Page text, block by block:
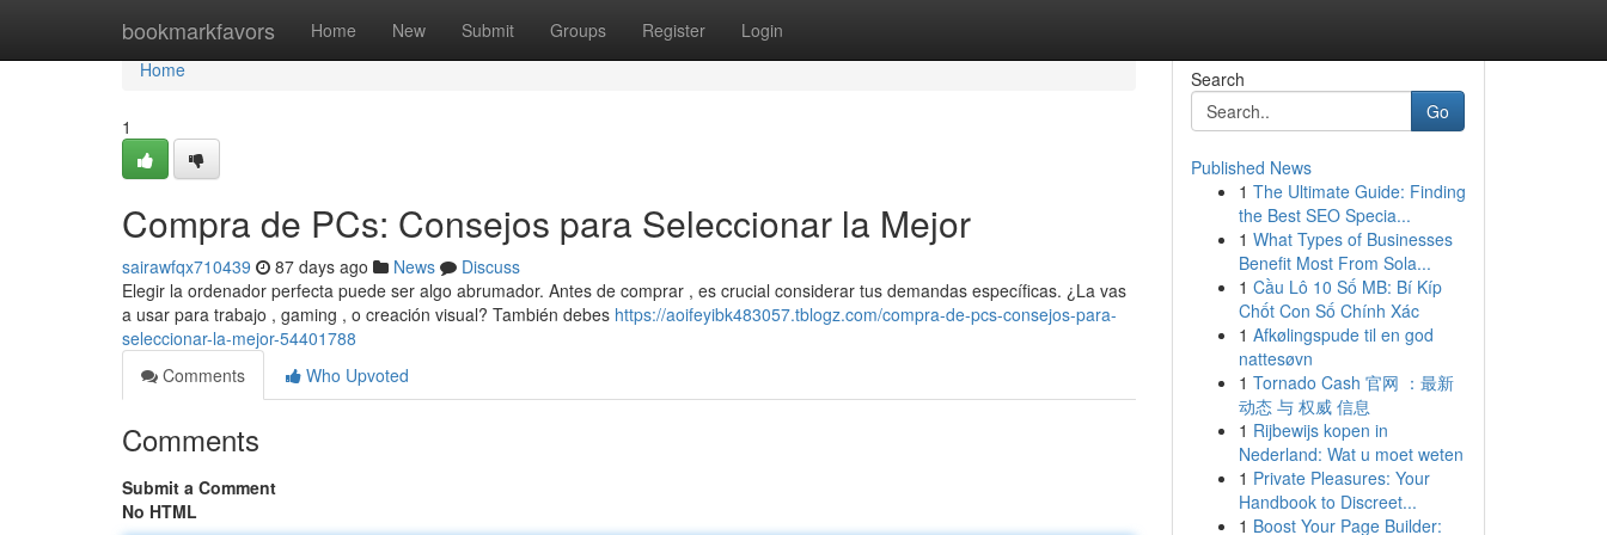
bookmarkfavors Home New Submit Groups Register Login
Home
Home
1
Compra de PCs: Consejos para Seleccionar la Mejor
sairawfqx710439 87 days ago News
Discuss
Elegir la ordenador perfecta puede ser algo abrumador. Antes de comprar , es crucial considerar tus demandas específicas. ¿La vas
a usar para trabajo , gaming , o creación visual? También debes https://aoifeyibk483057.tblogz.com/compra-de-pcs-consejos-para-
seleccionar-la-mejor-54401788
Comments
Who Upvoted
Comments
Submit a Comment
No HTML
Search
Go
Published News
1 The Ultimate Guide: Finding
the Best SEO Specia...
1 What Types of Businesses
Benefit Most From Sola...
1 Cầu Lô 10 Số MB: Bí Kíp
Chốt Con Số Chính Xác
1 Afkølingspude til en god
nattesøvn
1 Tornado Cash 官网 ：最新
动态 与 权威 信息
1 Rijbewijs kopen in
Nederland: Wat u moet weten
1 Private Pleasures: Your
Handbook to Discreet...
1 Boost Your Page Builder: